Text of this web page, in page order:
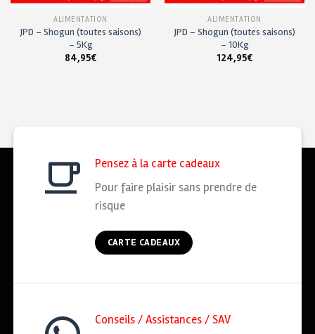
ALIMENTATION
JPD – Shogun (toutes saisons)
– 5Kg
84,95€
ALIMENTATION
JPD – Shogun (toutes saisons)
– 10Kg
124,95€
Pensez à la carte cadeaux
Pour faire plaisir sans prendre de
risque
CARTE CADEAUX
Conseils / Assistances / SAV